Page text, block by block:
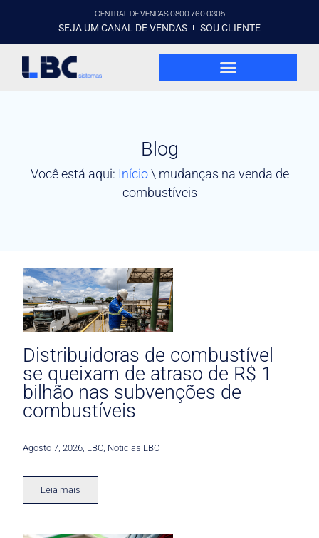
CENTRAL DE VENDAS 0800 760 0305
SEJA UM CANAL DE VENDAS SOU CLIENTE
Blog
Você está aqui: Início\ mudanças na venda de
combustíveis
Distribuidoras de combustível
se queixam de atraso de R$ 1
bilhão nas subvenções de
combustíveis
Agosto 7, 2026 LBC Noticias LBC
Leia mais